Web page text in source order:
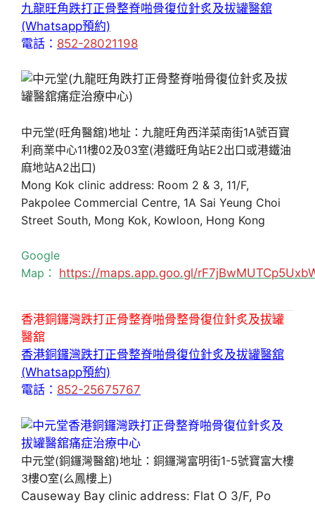
九龍旺角跌打正骨整脊啪骨復位針炙及拔罐醫舘
(Whatsapp預約)
電話： 852-28021198
中元堂(旺角醫舘)地址：九龍旺角西洋菜南街1A號百寶
利商業中心11樓02及03室(港鐵旺角站E2出口或港鐵油
麻地站A2出口)
Mong Kok clinic address: Room 2 & 3, 11/F,
Pakpolee Commercial Centre, 1A Sai Yeung Choi
Street South, Mong Kok, Kowloon, Hong Kong
Google
Map： https://maps.app.goo.gl/
香港銅鑼灣跌打正骨整脊啪骨整骨復位針炙及拔罐
醫舘
香港銅鑼灣跌打正骨整脊啪骨復位針炙及拔罐醫舘
(Whatsapp預約)
電話： 852-25675767
中元堂(銅鑼灣醫舘)地址：銅鑼灣富明街1-5號寶富大樓
3樓O室(么鳳樓上)
Causeway Bay clinic address: Flat O 3/F, Po